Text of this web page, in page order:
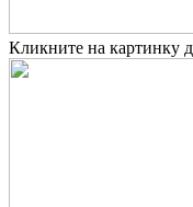
Кликните на картинку